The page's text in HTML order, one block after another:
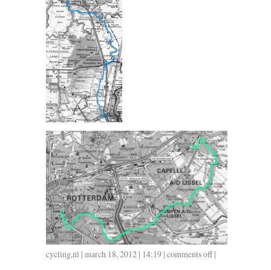
cycling,nl | march 18, 2012 | 14:19 | comments offon
|